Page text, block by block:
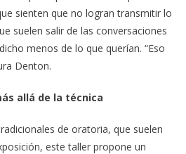
sienten que no logran transmitir lo
suelen salir de las conversaciones
menos de lo que querían. “Eso
Denton.
allá de la técnica
de oratoria, que suelen
este taller propone un